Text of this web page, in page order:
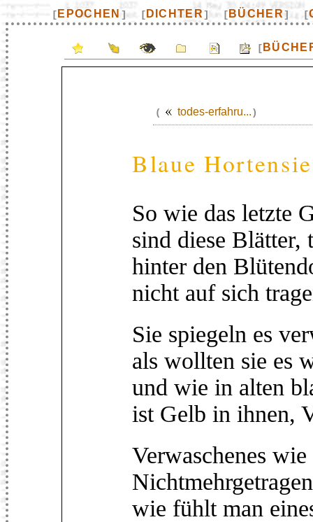
[ EPOCHEN ] [ DICHTER] [ BÜCHER] [
[
( todes-erfahru...)
Blaue Hortensie
So wie das letzte
sind diese Blätter,
hinter den
nicht auf sich
Sie spiegeln es
als wollten sie es
und wie in alten
ist Gelb in ihnen,
Verwaschenes
wie fühlt man